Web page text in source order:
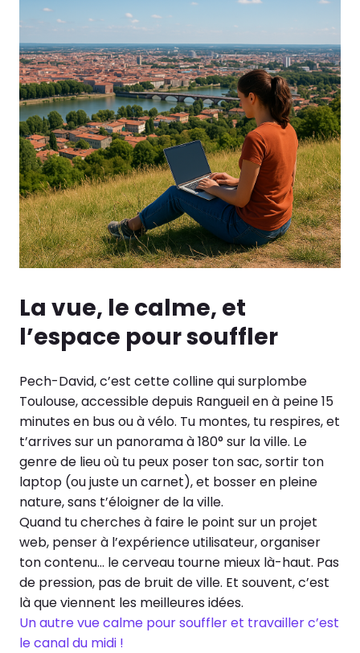
La vue, le calme, et
l’espace pour souffler
Pech-David, c’est cette colline qui surplombe
Toulouse, accessible depuis Rangueil en à peine 15
minutes en bus ou à vélo. Tu montes, tu respires, et
t’arrives sur un panorama à 180° sur la ville. Le
genre de lieu où tu peux poser ton sac, sortir ton
laptop (ou juste un carnet), et bosser en pleine
nature, sans t’éloigner de la ville.
Quand tu cherches à faire le point sur un projet
web, penser à l’expérience utilisateur, organiser
ton contenu… le cerveau tourne mieux là-haut. Pas
de pression, pas de bruit de ville. Et souvent, c’est
là que viennent les meilleures idées.
Un autre vue calme pour souffler et travailler c’est
le canal du midi !